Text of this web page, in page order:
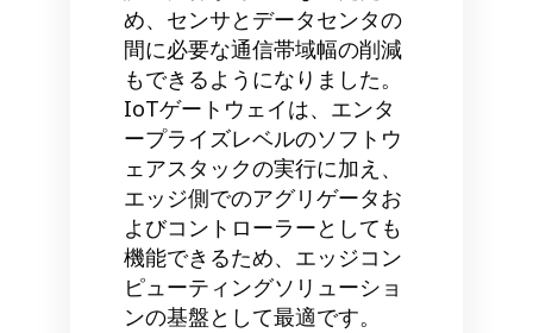
め、センサとデータセンタの
間に必要な通信帯域幅の削減
もできるようになりました。
IoTゲートウェイは、エンタ
ープライズレベルのソフトウ
ェアスタックの実行に加え、
エッジ側でのアグリゲータお
よびコントローラーとしても
機能できるため、エッジコン
ピューティングソリューショ
ンの基盤として最適です。